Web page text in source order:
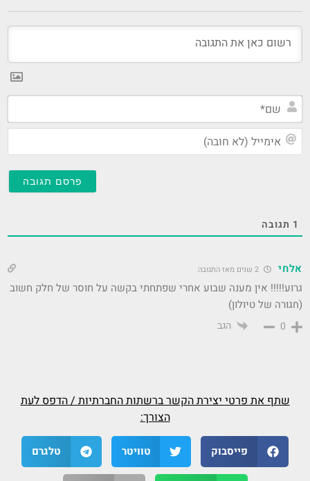
1 תגובה
אלחי
גרוע!!!!! אין מענה שבוע אחרי שפתחתי בקשה על חוסר של חלק חשוב
(חגורה של טיולון)
0 הגב
שתף את פרטי יצירת הקשר ברשתות החברתיות / הדפס לעת
הצורך:
פייסבוק טוויטר טלגרם